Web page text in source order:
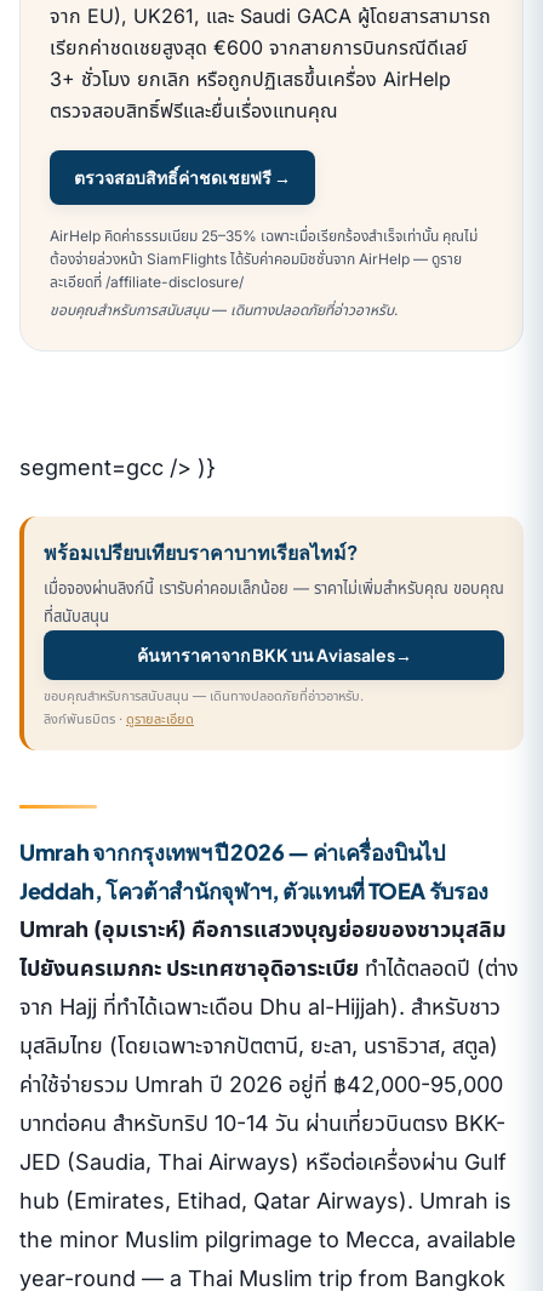
จาก EU), UK261, และ Saudi GACA ผู้โดยสารสามารถ
เรียกค่าชดเชยสูงสุด €600 จากสายการบินกรณีดีเลย์
3+ ชั่วโมง ยกเลิก หรือถูกปฏิเสธขึ้นเครื่อง AirHelp
ตรวจสอบสิทธิ์ฟรีและยื่นเรื่องแทนคุณ
ตรวจสอบสิทธิ์ค่าชดเชยฟรี →
AirHelp คิดค่าธรรมเนียม 25–35% เฉพาะเมื่อเรียกร้องสำเร็จเท่านั้น คุณไม่
ต้องจ่ายล่วงหน้า SiamFlights ได้รับค่าคอมมิชชั่นจาก AirHelp — ดูราย
ละเอียดที่ /affiliate-disclosure/
ขอบคุณสำหรับการสนับสนุน — เดินทางปลอดภัยที่อ่าวอาหรับ.
segment=gcc /> )}
พร้อมเปรียบเทียบราคาบาทเรียลไทม์?
เมื่อจองผ่านลิงก์นี้ เรารับค่าคอมเล็กน้อย — ราคาไม่เพิ่มสำหรับคุณ ขอบคุณ
ที่สนับสนุน
ค้นหาราคาจาก BKK บน Aviasales→
ขอบคุณสำหรับการสนับสนุน — เดินทางปลอดภัยที่อ่าวอาหรับ.
ลิงก์พันธมิตร · ดูรายละเอียด
Umrah จากกรุงเทพฯ ปี 2026 — ค่าเครื่องบินไป
Jeddah, โควต้าสำนักจุฬาฯ, ตัวแทนที่ TOEA รับรอง
Umrah (อุมเราะห์) คือการแสวงบุญย่อยของชาวมุสลิม
ไปยังนครเมกกะ ประเทศซาอุดิอาระเบีย ทำได้ตลอดปี (ต่าง
จาก Hajj ที่ทำได้เฉพาะเดือน Dhu al-Hijjah). สำหรับชาว
มุสลิมไทย (โดยเฉพาะจากปัตตานี, ยะลา, นราธิวาส, สตูล)
ค่าใช้จ่ายรวม Umrah ปี 2026 อยู่ที่ ฿42,000-95,000
บาทต่อคน สำหรับทริป 10-14 วัน ผ่านเที่ยวบินตรง BKK-
JED (Saudia, Thai Airways) หรือต่อเครื่องผ่าน Gulf
hub (Emirates, Etihad, Qatar Airways). Umrah is
the minor Muslim pilgrimage to Mecca, available
year-round — a Thai Muslim trip from Bangkok